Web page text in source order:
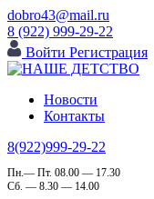
dobro43@mail.ru
8 (922) 999-29-22
Войти Регистрация
Новости
Контакты
8(922)999-29-22
Пн.— Пт. 08.00 — 17.30
Сб. — 8.30 — 14.00